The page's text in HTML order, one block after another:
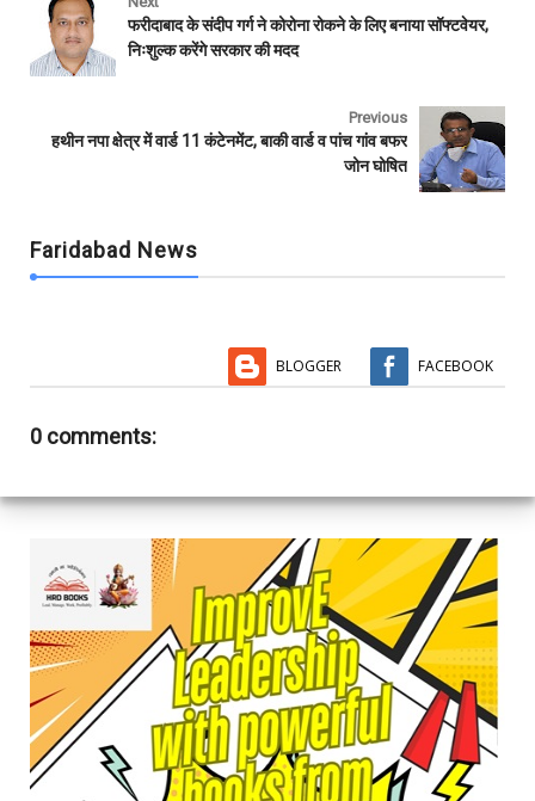
b
o
o
k
r
s
A
p
l
l
r
e
फरीदाबाद के संदीप गर्ग ने कोरोना रोकने के लिए बनाया सॉफ्टवेयर,
निःशुल्क करेंगे सरकार की मदद
Previous
हथीन नपा क्षेत्र में वार्ड 11 कंटेनमेंट, बाकी वार्ड व पांच गांव बफर
जोन घोषित
Faridabad News
BLOGGER FACEBOOK
0 comments: